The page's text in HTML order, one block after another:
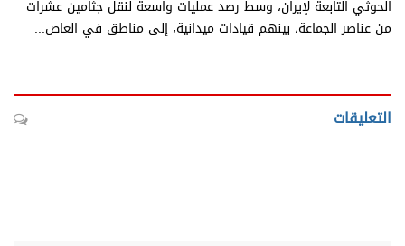
الحوثي التابعة لإيران، وسط رصد عمليات واسعة لنقل جثامين عشرات
من عناصر الجماعة، بينهم قيادات ميدانية، إلى مناطق في العاص...
التعليقات